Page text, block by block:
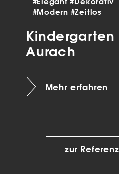
#Modern #Zeitlos
Aurach
Mehr erfahren
zur